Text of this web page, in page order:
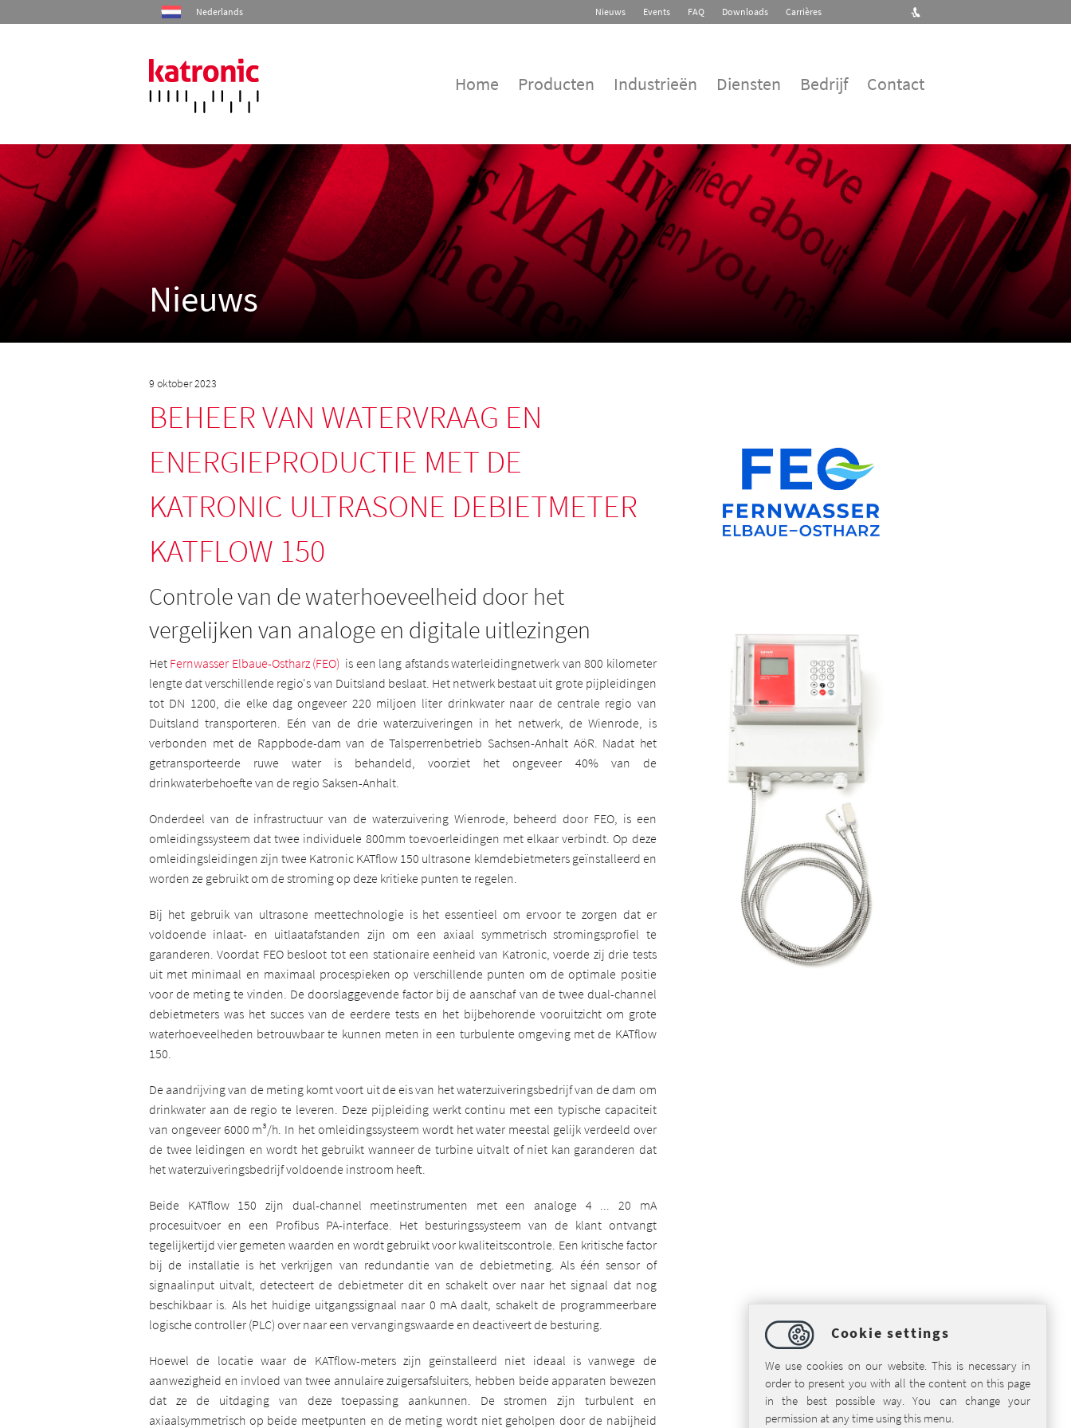
Nederlands Nieuws Events FAQ Downloads Carrières
Home Producten Industrieën Diensten Bedrijf Contact
Home
Producten
Industrieën
Diensten
Bedrijf
Contact
Nieuws
9 oktober 2023
BEHEER VAN WATERVRAAG EN
ENERGIEPRODUCTIE MET DE
KATRONIC ULTRASONE DEBIETMETER
KATFLOW 150
Controle van de waterhoeveelheid door het
vergelijken van analoge en digitale uitlezingen
Het Fernwasser Elbaue-Ostharz (FEO) is een lang afstands waterleidingnetwerk van 800 kilometer
lengte dat verschillende regio's van Duitsland beslaat. Het netwerk bestaat uit grote pijpleidingen
tot DN 1200, die elke dag ongeveer 220 miljoen liter drinkwater naar de centrale regio van
Duitsland transporteren. Eén van de drie waterzuiveringen in het netwerk, de Wienrode, is
verbonden met de Rappbode-dam van de Talsperrenbetrieb Sachsen-Anhalt AöR. Nadat het
getransporteerde ruwe water is behandeld, voorziet het ongeveer 40% van de
drinkwaterbehoefte van de regio Saksen-Anhalt.
Onderdeel van de infrastructuur van de waterzuivering Wienrode, beheerd door FEO, is een
omleidingssysteem dat twee individuele 800mm toevoerleidingen met elkaar verbindt. Op deze
omleidingsleidingen zijn twee Katronic KATflow 150 ultrasone klemdebietmeters geïnstalleerd en
worden ze gebruikt om de stroming op deze kritieke punten te regelen.
Bij het gebruik van ultrasone meettechnologie is het essentieel om ervoor te zorgen dat er
voldoende inlaat- en uitlaatafstanden zijn om een axiaal symmetrisch stromingsprofiel te
garanderen. Voordat FEO besloot tot een stationaire eenheid van Katronic, voerde zij drie tests
uit met minimaal en maximaal procespieken op verschillende punten om de optimale positie
voor de meting te vinden. De doorslaggevende factor bij de aanschaf van de twee dual-channel
debietmeters was het succes van de eerdere tests en het bijbehorende vooruitzicht om grote
waterhoeveelheden betrouwbaar te kunnen meten in een turbulente omgeving met de KATflow
150.
De aandrijving van de meting komt voort uit de eis van het waterzuiveringsbedrijf van de dam om
drinkwater aan de regio te leveren. Deze pijpleiding werkt continu met een typische capaciteit
van ongeveer 6000 m³/h. In het omleidingssysteem wordt het water meestal gelijk verdeeld over
de twee leidingen en wordt het gebruikt wanneer de turbine uitvalt of niet kan garanderen dat
het waterzuiveringsbedrijf voldoende instroom heeft.
Beide KATflow 150 zijn dual-channel meetinstrumenten met een analoge 4 ... 20 mA
procesuitvoer en een Profibus PA-interface. Het besturingssysteem van de klant ontvangt
tegelijkertijd vier gemeten waarden en wordt gebruikt voor kwaliteitscontrole. Een kritische factor
bij de installatie is het verkrijgen van redundantie van de debietmeting. Als één sensor of
signaalinput uitvalt, detecteert de debietmeter dit en schakelt over naar het signaal dat nog
beschikbaar is. Als het huidige uitgangssignaal naar 0 mA daalt, schakelt de programmeerbare
logische controller (PLC) over naar een vervangingswaarde en deactiveert de besturing.
Hoewel de locatie waar de KATflow-meters zijn geïnstalleerd niet ideaal is vanwege de
aanwezigheid en invloed van twee annulaire zuigersafsluiters, hebben beide apparaten bewezen
dat ze de uitdaging van deze toepassing aankunnen. De stromen zijn turbulent en
axiaalsymmetrisch op beide meetpunten en de meting wordt niet geholpen door de nabijheid
Cookie settings
We use cookies on our website. This is necessary in
order to present you with all the content on this page
in the best possible way. You can change your
permission at any time using this menu.